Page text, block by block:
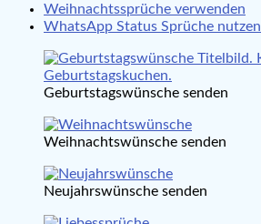
Weihnachtssprüche verwenden
WhatsApp Status Sprüche nutzen
Geburtstagswünsche senden
Weihnachtswünsche senden
Neujahrswünsche senden